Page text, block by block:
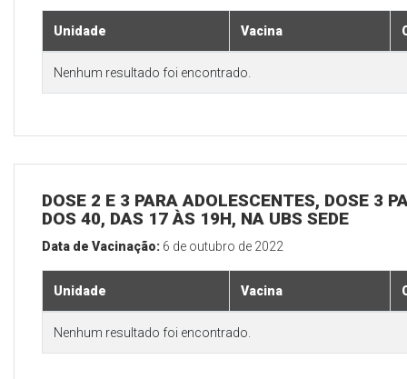
Unidade Vacina
Nenhum resultado foi encontrado.
DOSE 2 E 3 PARA ADOLESCENTES, DOSE 3
DOS 40, DAS 17 ÀS 19H, NA UBS SEDE
Data de Vacinação: 6 de outubro de 2022
Unidade Vacina
Nenhum resultado foi encontrado.